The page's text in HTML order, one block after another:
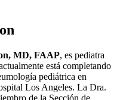
MD, FAAP, es pediatra
está completando
pediátrica en
Los Angeles. La Dra.